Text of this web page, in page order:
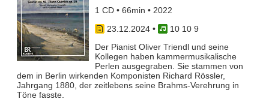
1 CD • 66min • 2022
23.12.2024•
10 10 9
Der Pianist Oliver Triendl und seine
Kollegen haben kammermusikalische
Perlen ausgegraben. Sie stammen von
dem in Berlin wirkenden Komponisten Richard Rössler,
Jahrgang 1880, der zeitlebens seine Brahms-Verehrung in
Töne fasste.